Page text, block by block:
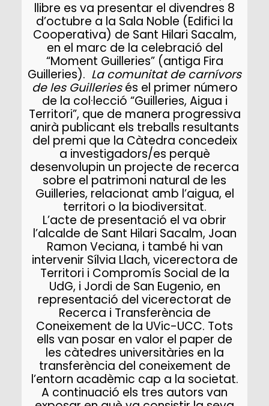
llibre es va presentar el divendres 8
d’octubre a la Sala Noble (Edifici la
Cooperativa) de Sant Hilari Sacalm,
en el marc de la celebració del
“Moment Guilleries” (antiga Fira
Guilleries). La comunitat de carnívors
de les Guilleriesés el primer número
de la col·lecció “Guilleries, Aigua i
Territori”, que de manera progressiva
anirà publicant els treballs resultants
del premi que la Càtedra concedeix
a investigadors/es perquè
desenvolupin un projecte de recerca
sobre el patrimoni natural de les
Guilleries, relacionat amb l’aigua, el
territori o la biodiversitat.
L’acte de presentació el va obrir
l’alcalde de Sant Hilari Sacalm, Joan
Ramon Veciana, i també hi van
intervenir Sílvia Llach, vicerectora de
Territori i Compromís Social de la
UdG, i Jordi de San Eugenio, en
representació del vicerectorat de
Recerca i Transferència de
Coneixement de la UVic-UCC. Tots
ells van posar en valor el paper de
les càtedres universitàries en la
transferència del coneixement de
l’entorn acadèmic cap a la societat.
A continuació els tres autors van